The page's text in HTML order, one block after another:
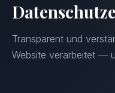
ANGEBOT
Selbsttest
Transparent und
Website verarbeitet —